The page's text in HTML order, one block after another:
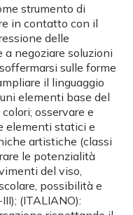
strumento di
in contatto con il
delle
a negoziare soluzioni
sulle forme
il linguaggio
elementi base del
osservare e
elementi statici e
artistiche (classi
le potenzialità
del viso,
possibilità e
(ITALIANO):